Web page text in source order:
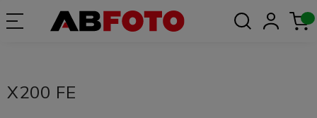
X200 FE